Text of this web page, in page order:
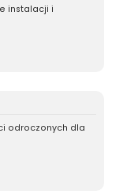
instalacji i
odroczonych dla